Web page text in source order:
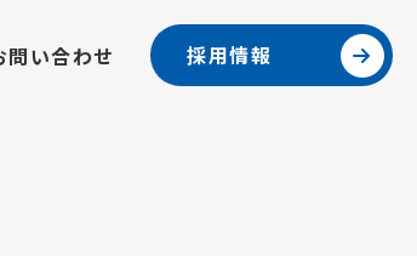
問い合わせ 採用情報